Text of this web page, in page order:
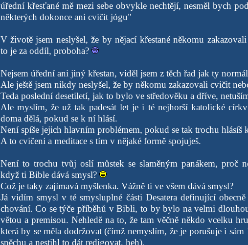
úřední křesťané mě mezi sebe obvykle nechtějí, nesměl bych
některých dokonce ani cvičit jógu"
V životě jsem neslyšel, že by nějací křestané někomu
to je za oddíl, proboha?
Nejsem úřední ani jiný křestan, viděl jsem z těch řad jak ty
Ale ještě jsem nikdy neslyšel, že by někomu zakazovali cvičit
Teda poslední desetiletí, jak to bylo ve středověku a dříve,
Ale myslím, že už tak padesát let je i té nejhorší katolické
doma dělá, pokud se k ní hlásí.
Není spíše jejich hlavním problémem, pokud se tak trochu hlásíš
A to cvičení a meditace s tím v nějaké formě spojuješ.
Není to trochu tvůj oslí můstek se slaměným panákem, proč
když ti Bible dává smysl?
Což je taky zajímavá myšlenka. Vážně ti ve všem dává smysl?
Já vidím smysl v té smysluplné části Desatera definující
chování. Co se týče příběhů v Bibli, to by bylo na velmi
větou a premisou. Nehledě na to, že tam věčně někdo vcelku
která by se měla dodržovat (čímž nemyslím, že je porušuje i
spěchu a nestihl to dát redigovat, heh).